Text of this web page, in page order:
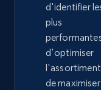
Home Depot
using
URL, Domain,
Sku, Product id,
and more.
d'identifier
plus
d'optimiser
de